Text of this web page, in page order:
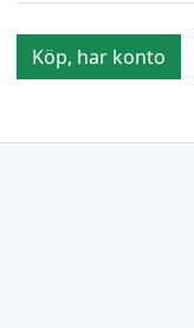
Köp, har konto